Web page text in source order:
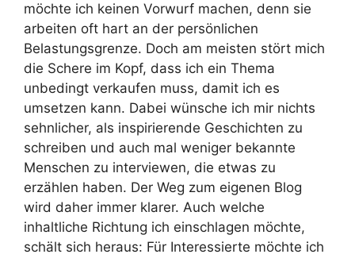
möchte ich keinen Vorwurf machen, denn sie
arbeiten oft hart an der persönlichen
Belastungsgrenze. Doch am meisten stört mich
die Schere im Kopf, dass ich ein Thema
unbedingt verkaufen muss, damit ich es
umsetzen kann. Dabei wünsche ich mir nichts
sehnlicher, als inspirierende Geschichten zu
schreiben und auch mal weniger bekannte
Menschen zu interviewen, die etwas zu
erzählen haben. Der Weg zum eigenen Blog
wird daher immer klarer. Auch welche
inhaltliche Richtung ich einschlagen möchte,
schält sich heraus: Für Interessierte möchte ich